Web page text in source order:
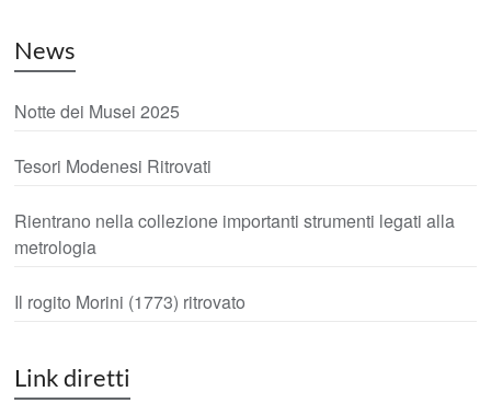
News
Notte dei Musei 2025
Tesori Modenesi Ritrovati
Rientrano nella collezione importanti strumenti legati alla
metrologia
Il rogito Morini (1773) ritrovato
Link diretti